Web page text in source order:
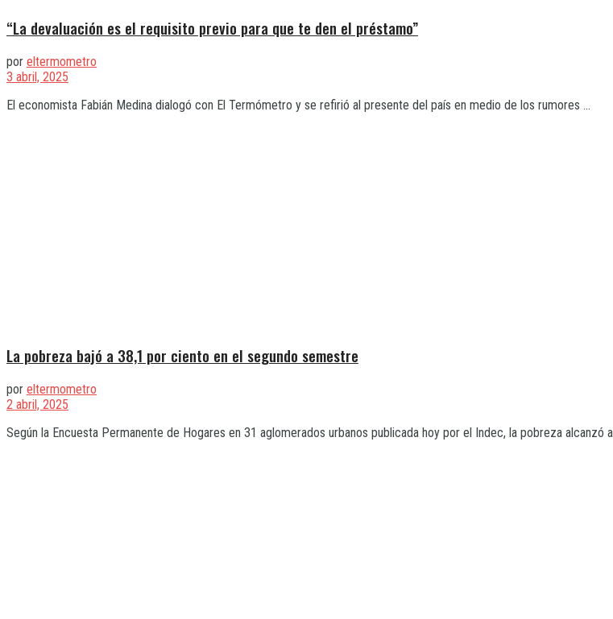
“La devaluación es el requisito previo para que te den el préstamo”
por eltermometro
3 abril, 2025
El economista Fabián Medina dialogó con El Termómetro y se refirió al presente del país en medio de los rumores ...
La pobreza bajó a 38,1 por ciento en el segundo semestre
por eltermometro
2 abril, 2025
Según la Encuesta Permanente de Hogares en 31 aglomerados urbanos publicada hoy por el Indec, la pobreza alcanzó